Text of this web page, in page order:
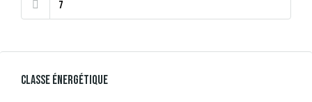
Classe Énergétique